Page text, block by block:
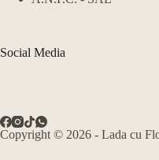
Social Media
Copyright © 2026 - Lada cu